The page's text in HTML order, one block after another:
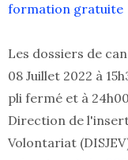
formation gratuite
Les dossiers de
08 Juillet 2022 à
pli fermé et à
Direction de
Volontariat